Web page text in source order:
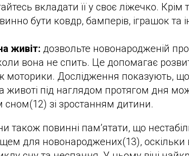
вкладати її у своє ліжечко. Крім
бути ковдр, бамперів, іграшок та
живіт: дозвольте новонародженій
вона не спить. Це допомагає
моторики. Дослідження показують,
животі під наглядом протягом дня
зі зростанням дитини.
також повинні пам’ятати, що
для новонароджених(13),